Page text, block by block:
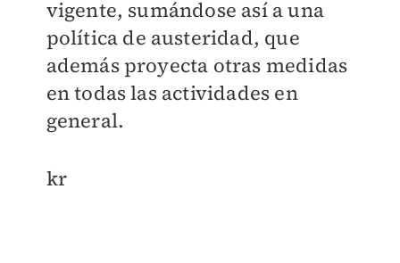
vigente, sumándose así a una
política de austeridad, que
además proyecta otras medidas
en todas las actividades en
general.
kr